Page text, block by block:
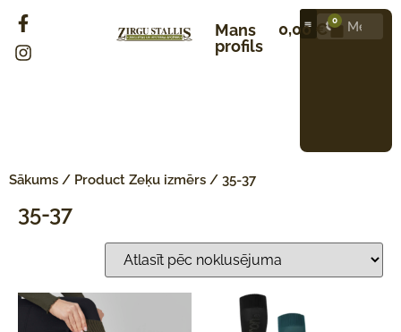
Mans
profils
0,00 € 0
Sākums / Product Zeķu izmērs / 35-37
35-37